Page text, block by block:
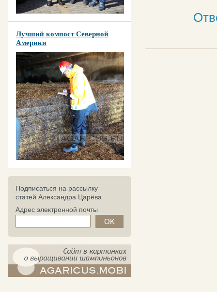
Лучший компост Северной
Америки
Подписаться на рассылку
статей Александра Царёва
Адрес электронной почты